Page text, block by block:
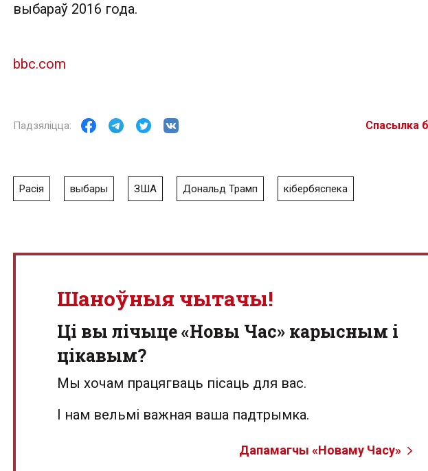
выбараў 2016 года.
bbc.com
Спасылка
Расія выбары ЗША Дональд Трамп кібербяспека
Шаноўныя чытачы!
Ці вы лічыце «Новы Час» карысным і
цікавым?
Мы хочам працягваць пісаць для вас.
І нам вельмі важная ваша падтрымка.
Дапамагчы «Новаму Часу»